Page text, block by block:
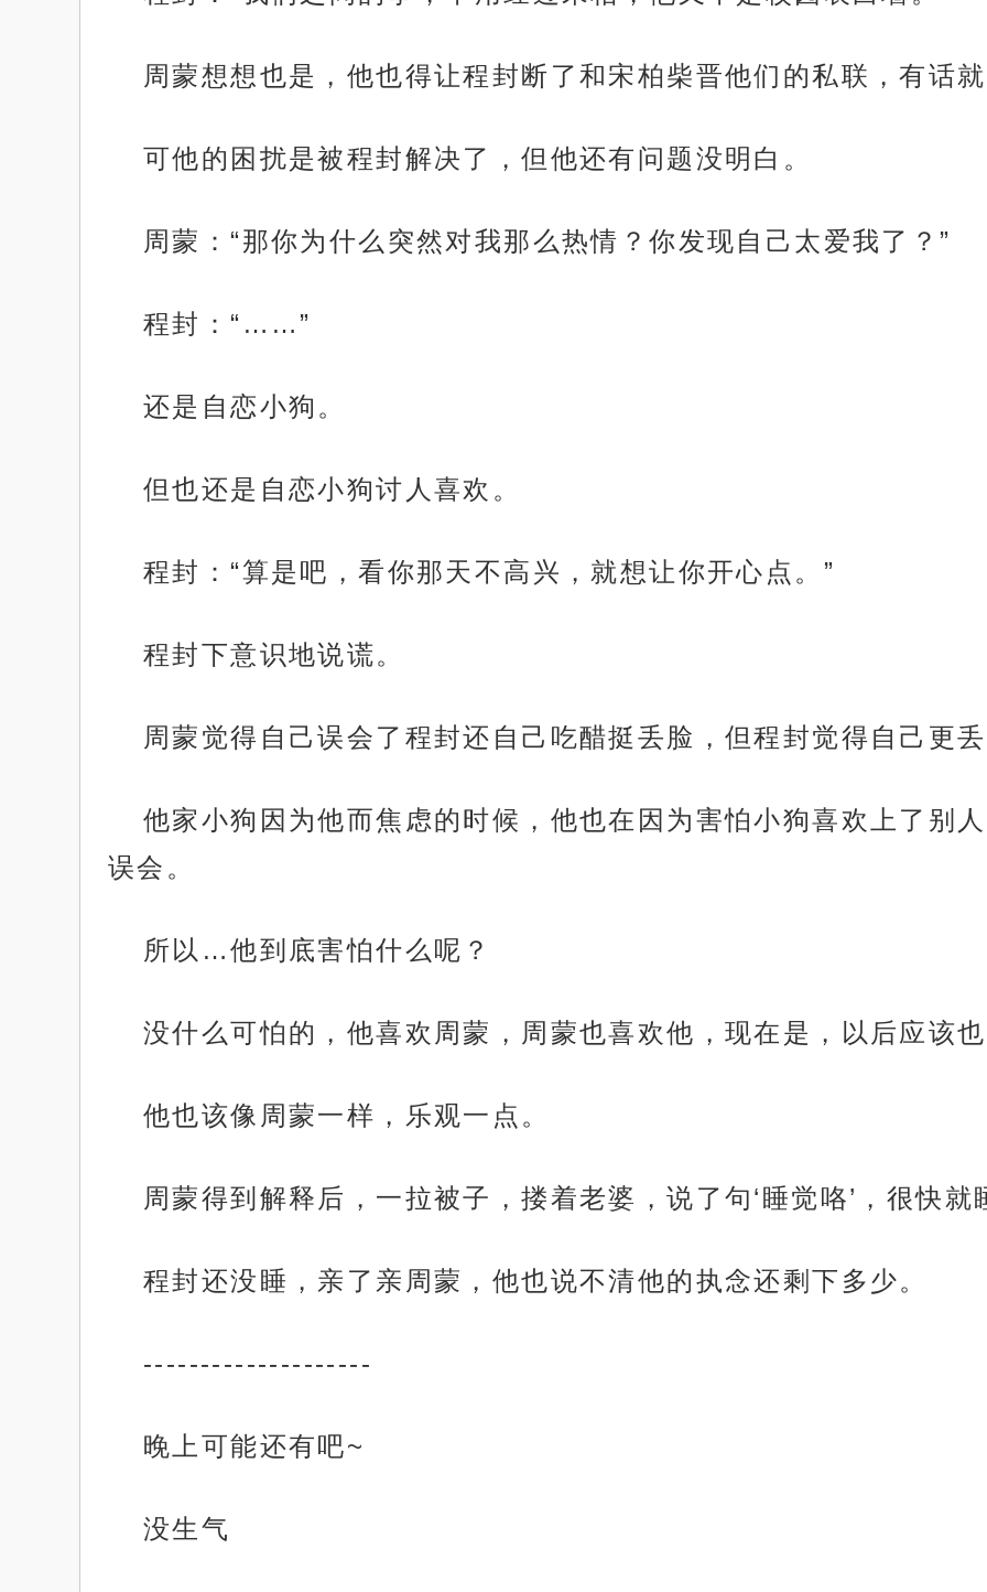
周蒙想想也是，他也得让程封断了和宋柏柴晋他们的私联，有话
可他的困扰是被程封解决了，但他还有问题没明白。
周蒙：“那你为什么突然对我那么热情？你发现自己太爱我了？”
程封：“……”
还是自恋小狗。
但也还是自恋小狗讨人喜欢。
程封：“算是吧，看你那天不高兴，就想让你开心点。”
程封下意识地说谎。
周蒙觉得自己误会了程封还自己吃醋挺丢脸，但程封觉得自己更
他家小狗因为他而焦虑的时候，他也在因为害怕小狗喜欢上了别
误会。
所以…他到底害怕什么呢？
没什么可怕的，他喜欢周蒙，周蒙也喜欢他，现在是，以后应该
他也该像周蒙一样，乐观一点。
周蒙得到解释后，一拉被子，搂着老婆，说了句‘睡觉咯’，很快就
程封还没睡，亲了亲周蒙，他也说不清他的执念还剩下多少。
--------------------
晚上可能还有吧~
没生气